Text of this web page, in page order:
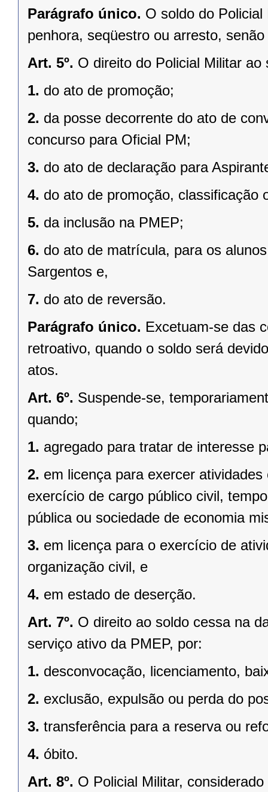
Parágrafo único. O soldo do
penhora, seqüestro ou arresto,
Art. 5º. O direito do Policial Militar
1. do ato de promoção;
2. da posse decorrente do ato de
concurso para Oficial PM;
3. do ato de declaração para
4. do ato de promoção, classificação
5. da inclusão na PMEP;
6. do ato de matrícula, para os
Sargentos e,
7. do ato de reversão.
Parágrafo único. Excetuam-se das
retroativo, quando o soldo será
atos.
Art. 6º. Suspende-se,
quando;
1. agregado para tratar de interesse
2. em licença para exercer
exercício de cargo público civil,
pública ou sociedade de economia
3. em licença para o exercício de
organização civil, e
4. em estado de deserção.
Art. 7º. O direito ao soldo cessa na
serviço ativo da PMEP, por:
1. desconvocação, licenciamento,
2. exclusão, expulsão ou perda do
3. transferência para a reserva ou
4. óbito.
Art. 8º. O Policial Militar,